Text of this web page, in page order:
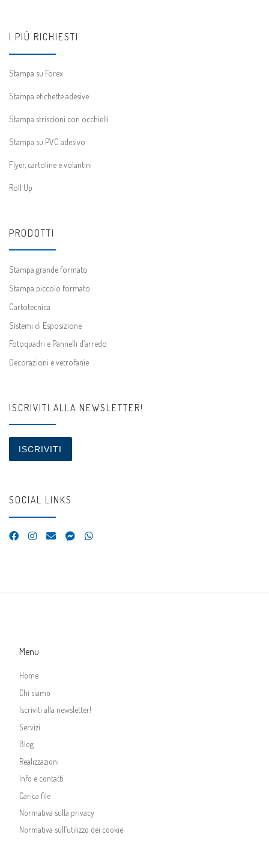
I PIÙ RICHIESTI
Stampa su Forex
Stampa etichette adesive
Stampa striscioni con occhielli
Stampa su PVC adesivo
Flyer, cartoline e volantini
Roll Up
PRODOTTI
Stampa grande formato
Stampa piccolo formato
Cartotecnica
Sistemi di Esposizione
Fotoquadri e Pannelli d’arredo
Decorazioni e vetrofanie
ISCRIVITI ALLA NEWSLETTER!
ISCRIVITI
SOCIAL LINKS
Menu
Home
Chi siamo
Iscriviti alla newsletter!
Servizi
Blog
Realizzazioni
Info e contatti
Carica file
Normativa sulla privacy
Normativa sull’utilizzo dei cookie